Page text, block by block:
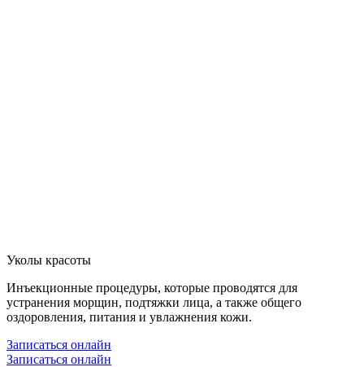
Уколы красоты
Инъекционные процедуры, которые проводятся для
устранения морщин, подтяжки лица, а также общего
оздоровления, питания и увлажнения кожи.
Записаться онлайн
Записаться онлайн